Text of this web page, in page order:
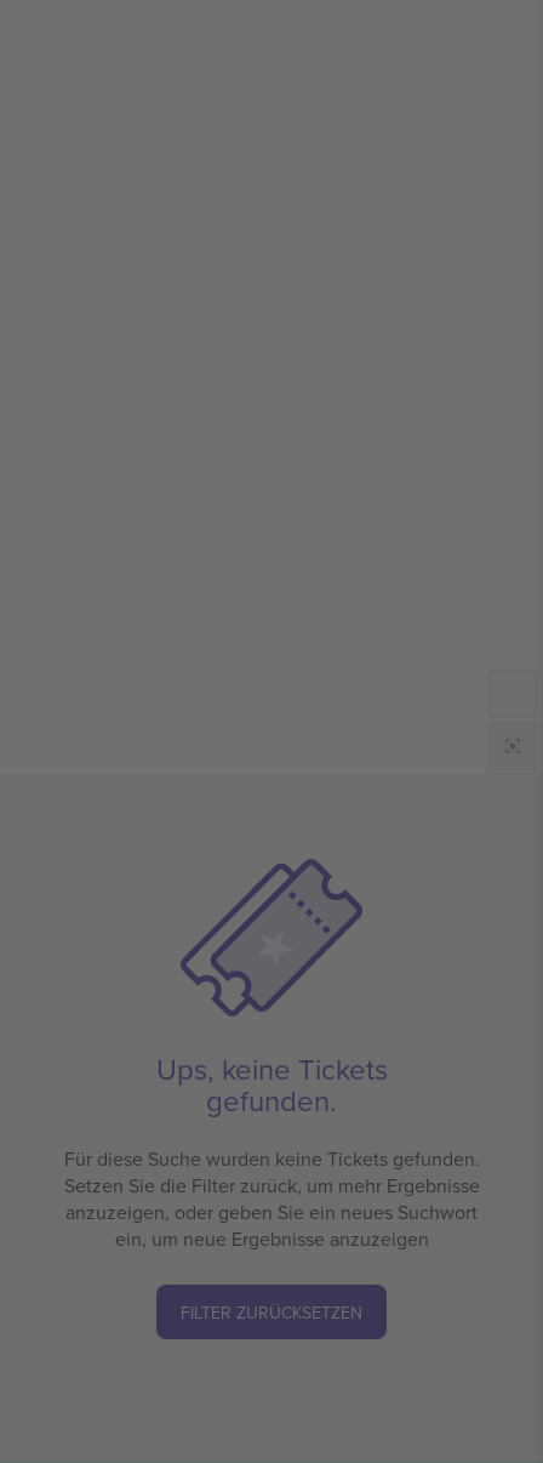
Ups, keine Tickets
gefunden.
Für diese Suche wurden keine Tickets gefunden.
Setzen Sie die Filter zurück, um mehr Ergebnisse
anzuzeigen, oder geben Sie ein neues Suchwort
ein, um neue Ergebnisse anzuzeigen
FILTER ZURÜCKSETZEN